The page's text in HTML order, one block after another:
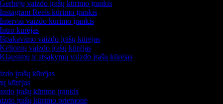
vaizdo įrašų kūrimo įrankis
Reels kūrimo įrankis
vaizdo kūrimo įrankis
kūrėjas
vaizdo įrašų kūrėjas
vaizdo įrašų kūrėjas
ir atsakymų vaizdo įrašų kūrėjas
įrašų kūrėjas
kūrėjas
įrašų kūrimo įrankis
įrašų kūrimo priemonė